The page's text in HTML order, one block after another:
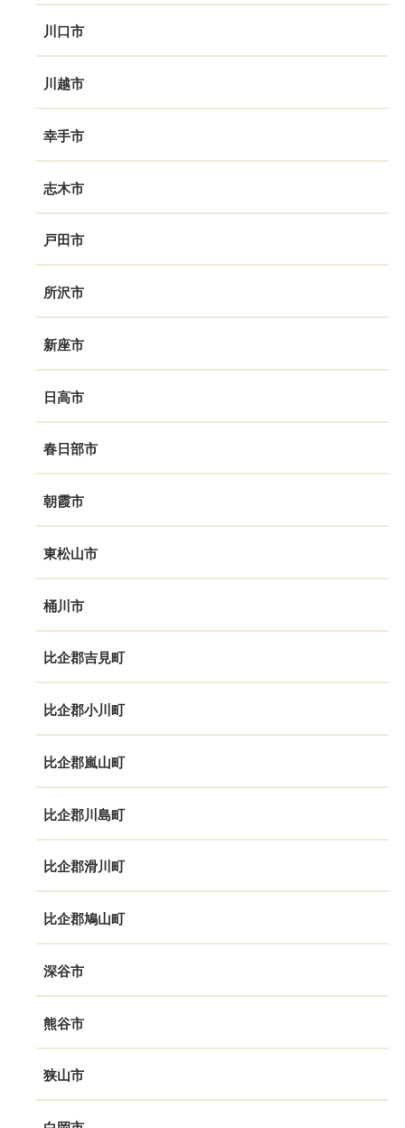
川口市
川越市
幸手市
志木市
戸田市
所沢市
新座市
日高市
春日部市
朝霞市
東松山市
桶川市
比企郡吉見町
比企郡小川町
比企郡嵐山町
比企郡川島町
比企郡滑川町
比企郡鳩山町
深谷市
熊谷市
狭山市